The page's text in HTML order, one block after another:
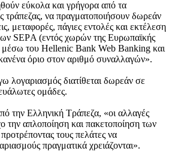
εύκολα και γρήγορα από τα
τράπεζας, να πραγματοποιήσουν δωρεάν
μεταφορές, πάγιες εντολές και εκτέλεση
SEPΑ (εντός χωρών της Ευρωπαϊκής
του Hellenic Bank Web Banking και
όριο στον αριθμό συναλλαγών».
λογαριασμός διατίθεται δωρεάν σε
ομάδες.
την Ελληνική Τράπεζα, «οι αλλαγές
την απλοποίηση και πακετοποίηση των
τους πελάτες να
πραγματικά χρειάζονται».